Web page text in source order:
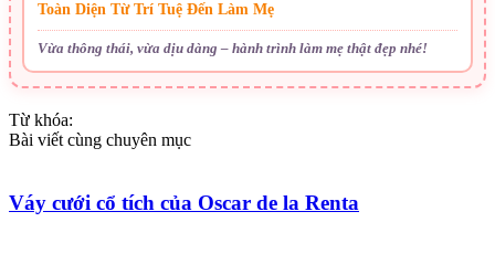
Toàn Diện Từ Trí Tuệ Đến Làm Mẹ
Vừa thông thái, vừa dịu dàng – hành trình làm mẹ thật đẹp nhé!
Từ khóa:
Bài viết cùng chuyên mục
Váy cưới cổ tích của Oscar de la Renta